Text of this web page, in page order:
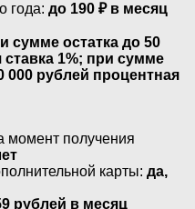
года: до 190 ₽ в месяц
сумме остатка до 50
1%; при сумме
000 рублей процентная
момент получения
карты: да,
рублей в месяц